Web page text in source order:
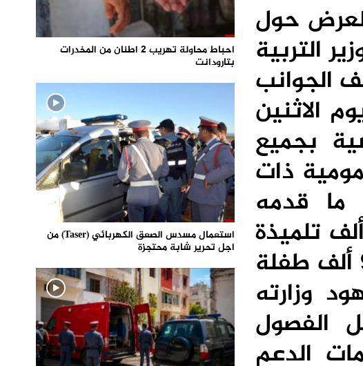
لعرض حول
التربية
الجوانب
الاثنين
بجميع
ذات
ما قدمه
أمام أنظار الحكومة، “التحاق 8 ملايين و112 ألف تلميذة
وتلميذ بمؤسساتهم التعليمية، إضافة إلى حوالي 984 ألف طفلة
وزارته
الفصول
الدعم
احباط محاولة تهريب 2 اطنان من المخدرات
بتارودانت
استعمال مسدس الصعق الكهربائي (Taser) من
اجل تحرير شابة محتجزة